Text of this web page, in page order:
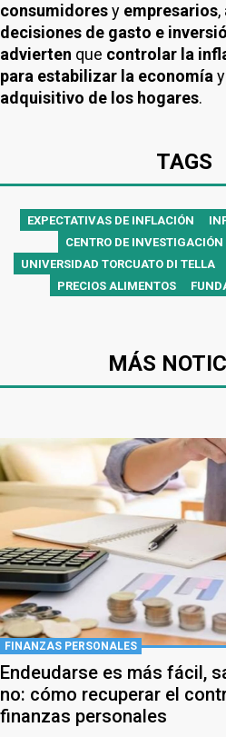
consumidoresy empresarios
decisiones de gasto e
advierten que controlar la
para estabilizar la economía y
adquisitivo de los hogares.
TAGS
EXPECTATIVAS DE INFLACIÓN
CENTRO DE
UNIVERSIDAD TORCUATO DI TELLA
PRECIOS ALIMENTOS
MÁS
FINANZAS PERSONALES
Endeudarse es más fácil,
no: cómo recuperar el
finanzas personales